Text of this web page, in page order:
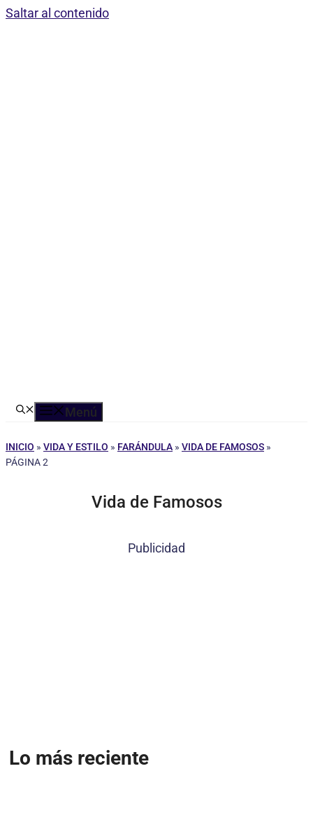
Saltar al contenido
Menú
INICIO » VIDA Y ESTILO » FARÁNDULA » VIDA DE FAMOSOS »
PÁGINA 2
Vida de Famosos
Publicidad
Lo más reciente